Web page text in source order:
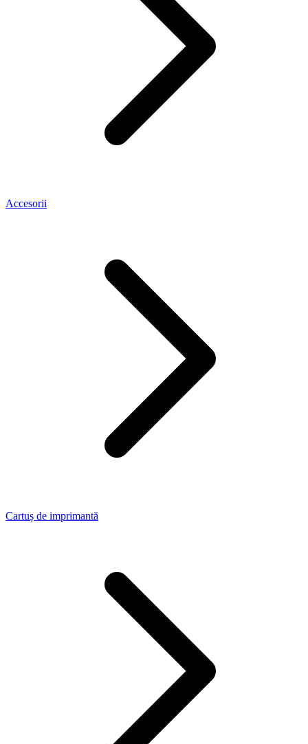
Accesorii
Cartuș de imprimantă